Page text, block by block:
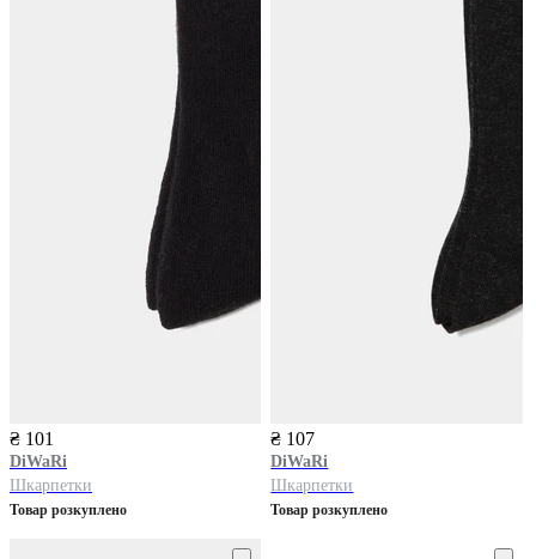
₴ 101
DiWaRi
Шкарпетки
Товар розкуплено
₴ 107
DiWaRi
Шкарпетки
Товар розкуплено